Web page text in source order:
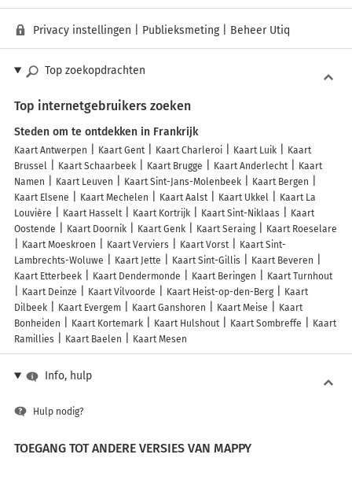
Privacy instellingen Publieksmeting| Beheer Utiq
Top zoekopdrachten
Top internetgebruikers zoeken
Steden om te ontdekken in Frankrijk
Kaart Antwerpen Kaart Gent Kaart Charleroi Kaart Luik
Kaart
Brussel
Kaart Schaarbeek Kaart Brugge Kaart Anderlecht
Kaart
Namen
Kaart Leuven Kaart Sint-Jans-Molenbeek
Kaart Bergen
Kaart Elsene
Kaart Mechelen Kaart Aalst Kaart Ukkel
Kaart La
Louvière
Kaart Hasselt Kaart Kortrijk Kaart Sint-Niklaas
Kaart
Oostende
Kaart Doornik Kaart Genk Kaart Seraing
Kaart Roeselare
Kaart Moeskroen
Kaart Verviers Kaart Vorst
Kaart Sint-
Lambrechts-Woluwe
Kaart Jette Kaart Sint-Gillis
Kaart Beveren
Kaart Etterbeek
Kaart Dendermonde Kaart Beringen
Kaart Turnhout
Kaart Deinze
Kaart Vilvoorde Kaart Heist-op-den-Berg
Kaart
Dilbeek
Kaart Evergem Kaart Ganshoren Kaart Meise
Kaart
Bonheiden
Kaart Kortemark Kaart Hulshout Kaart Sombreffe
Kaart
Ramillies
Kaart Baelen Kaart Mesen
Info, hulp
Hulp nodig?
TOEGANG TOT ANDERE VERSIES VAN MAPPY